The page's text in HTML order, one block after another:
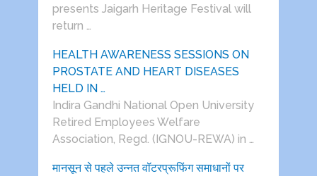
presents Jaigarh Heritage Festival will
return …
HEALTH AWARENESS SESSIONS ON
PROSTATE AND HEART DISEASES
HELD IN …
Indira Gandhi National Open University
Retired Employees Welfare
Association, Regd. (IGNOU-REWA) in …
मानसून से पहले उन्नत वॉटरप्रूफिंग समाधानों पर